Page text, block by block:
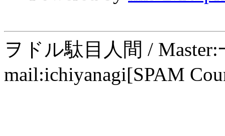
ヲドル駄目人間 /
mail:ichiyanagi[SPAM